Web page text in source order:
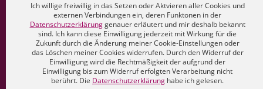
MMV-Shop
Konto
Freischalt-Code
Ich willige freiwillig in das Setzen oder Aktvieren aller Cookies und
externen Verbindungen ein, deren Funktonen in der
Datenschutzerklärunggenauer erläutert und mir deshalb bekannt
sind. Ich kann diese Einwilligung jederzeit mit Wirkung für die
Zukunft durch die Änderung meiner Cookie-Einstellungen oder
das Löschen meiner Cookies widerrufen. Durch den Widerruf der
Einwilligung wird die Rechtmäßigkeit der aufgrund der
Einwilligung bis zum Widerruf erfolgten Verarbeitung nicht
berührt. Die Datenschutzerklärung habe ich gelesen.